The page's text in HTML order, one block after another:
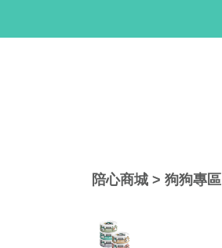
陪心商城 > 狗狗專區